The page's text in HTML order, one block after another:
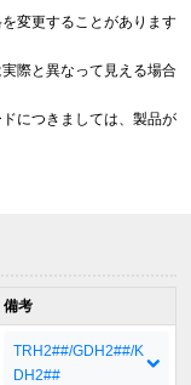
変更することがあります
際と異なって見える場合
につきましては、製品が
備考
TRH2##/GDH2##/K
DH2##